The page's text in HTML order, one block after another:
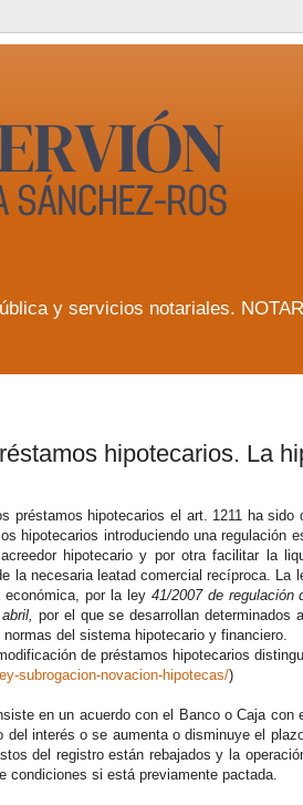
y servicios notariales.
hipotecarios. La
hipotecarios el art. 1211 ha sido
hipotecarios introduciendo una regulación
hipotecario y por otra facilitar la
la necesaria leatad comercial recíproca. La
por la ley 41/2007 de regulación
por el que se desarrollan determinados
del sistema hipotecario y financiero.
de préstamos hipotecarios
subrogacion-novacion-hipotecas/)
en un acuerdo con el Banco o Caja con
interés o se aumenta o disminuye el
del registro están rebajados y la
condiciones si está previamente pactada.